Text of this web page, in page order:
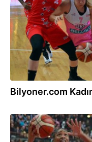
Bilyoner.com
26.11.2016